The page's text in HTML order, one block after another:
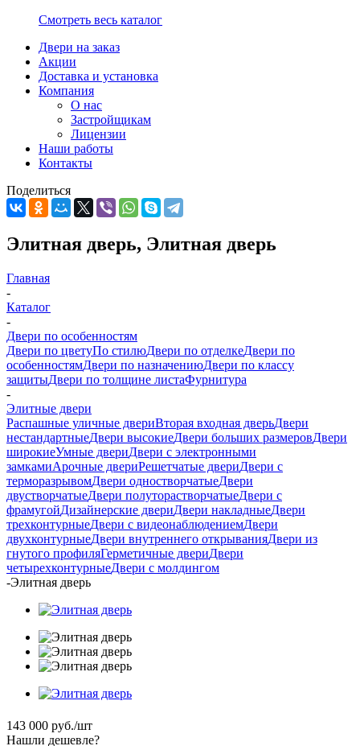
Смотреть весь каталог
Двери на заказ
Акции
Доставка и установка
Компания
О нас
Застройщикам
Лицензии
Наши работы
Контакты
Поделиться
Элитная дверь, Элитная дверь
Главная
-
Каталог
-
Двери по особенностям
Двери по цветуПо стилюДвери по отделкеДвери по
особенностямДвери по назначениюДвери по классу
защитыДвери по толщине листаФурнитура
-
Элитные двери
Распашные уличные двериВторая входная дверьДвери
нестандартныеДвери высокиеДвери больших размеровДвери
широкиеУмные двериДвери с электронными
замкамиАрочные двериРешетчатые двериДвери с
терморазрывомДвери одностворчатыеДвери
двустворчатыеДвери полуторастворчатыеДвери с
фрамугойДизайнерские двериДвери накладныеДвери
трехконтурныеДвери с видеонаблюдениемДвери
двухконтурныеДвери внутреннего открыванияДвери из
гнутого профиляГерметичные двериДвери
четырехконтурныеДвери с молдингом
-Элитная дверь
143 000 руб./шт
Нашли дешевле?